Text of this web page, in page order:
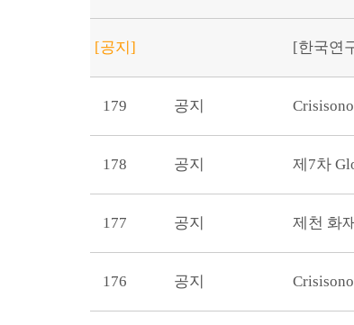
[공지] [한국연
179 공지
178 공지 제7차
177 공지 제천 화
176 공지